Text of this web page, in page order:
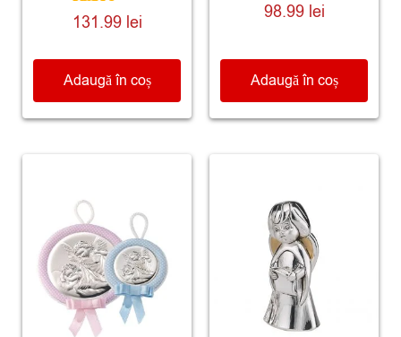
Evaluat la
5.00
131.99 lei
Adaugă în coș
98.99 lei
Adaugă în coș